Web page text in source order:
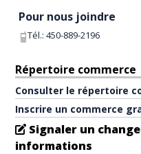
Pour nous joindre
Tél.:450-889-2196
Répertoire commerce
Consulter le répertoire
Inscrire un commerce
Signaler un
informations